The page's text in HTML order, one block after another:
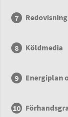
Köldmedia
Energiplan